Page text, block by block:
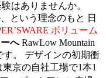
はありませんか。
という理念のもと 日
ボリューム
へRawLow Mountain
す。 デザインの初期衝
京の自社工場で1本1